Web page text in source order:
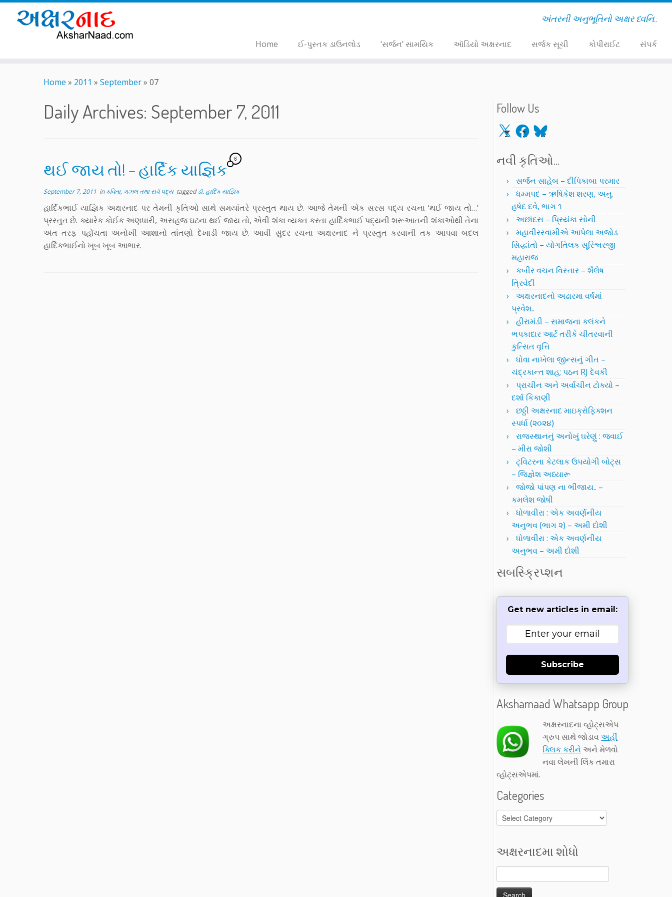
અંતરની અનુભૂતિનો અક્ષર ધ્વનિ..
Home ઈ-પુસ્તક ડાઉનલોડ ‘સર્જન’ સામયિક ઑડિયો અક્ષરનાદ સર્જક સૂચી કોપીરાઈટ સંપર્ક
Home » 2011 » September» 07
Daily Archives: September 7, 2011
થઈ જાય તો! – હાર્દિક યાજ્ઞિક
6
September 7, 2011 inકવિતા, ગઝલ તથા સર્વ પદ્ય taggedડૉ. હાર્દિક યાજ્ઞિક
હાર્દિકભાઈ યાજ્ઞિક અક્ષરનાદ પર તેમની કૃતિઓ સાથે સમયાંતરે પ્રસ્તુત થાય છે. આજે તેમની એક સરસ પદ્ય રચના ‘થઈ જાય તો…’
પ્રસ્તુત છે. ક્યારેક કોઈક અણધારી, અસહજ ઘટના થઈ જાય તો, એવી શંકા વ્યક્ત કરતા હાર્દિકભાઈ પદ્યની શરૂઆતની શંકાઓથી તેના
અંત તરફ પહોંચતા અનોખી આશાનો તાંતણો દેખાડી જાય છે. આવી સુંદર રચના અક્ષરનાદ ને પ્રસ્તુત કરવાની તક આપવા બદલ
હાર્દિકભાઈનો ખૂબ ખૂબ આભાર.
Follow Us
X Facebook
Bluesky
નવી કૃતિઓ…
સર્જન સાહેબ – દીપિકાબા પરમાર
ધમ્મપદ – ઋષિકેશ શરણ, અનુ.
હર્ષદ દવે, ભાગ ૧
અછાંદસ – પ્રિયંકા સોની
મહાવીરસ્વામીએ આપેલા અજોડ
સિદ્ધાંતો – યોગતિલક સૂરિશ્વરજી
મહારાજ
કબીર વચન વિસ્તાર – શૈલેષ
ત્રિવેદી
અક્ષરનાદનો અઢારમા વર્ષમાં
પ્રવેશ..
હીરામંડી – સમાજના કલંકને
ભપકાદાર આર્ટ તરીકે ચીતરવાની
કુત્સિત વૃત્તિ
ધોવા નાખેલા જીન્સનું ગીત –
ચંદ્રકાન્ત શાહ; પઠન RJ દેવકી
પ્રાચીન અને અર્વાચીન ટોક્યો –
દર્શા કિકાણી
છઠ્ઠી અક્ષરનાદ માઇક્રોફિક્શન
સ્પર્ધા (૨૦૨૪)
રાજસ્થાનનું અનોખું ઘરેણું : જવાઈ
– મીરા જોશી
ટ્વિટરના કેટલાક ઉપયોગી બોટ્સ
– જિજ્ઞેશ અધ્યારૂ
જોજો પાંપણ ના ભીંજાય.. –
કમલેશ જોષી
ધોળાવીરા : એક અવર્ણનીય
અનુભવ (ભાગ ૨) – અમી દોશી
ધોળાવીરા : એક અવર્ણનીય
અનુભવ – અમી દોશી
સબસ્ક્રિપ્શન
Get new articles in email:
Subscribe
Aksharnaad Whatsapp Group
અક્ષરનાદના વ્હોટ્સએપ
ગ્રુપ સાથે જોડાવઅહીં
ક્લિક કરીને અને મેળવો
નવા લેખની લિંક તમારા
વ્હોટ્સએપમાં.
Categories
Categories
અક્ષરનાદમા શોધો